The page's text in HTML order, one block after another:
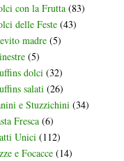
con la Frutta (83)
delle Feste (43)
madre (5)
(5)
dolci (32)
salati (26)
e Stuzzichini (34)
Fresca (6)
Unici (112)
e Focacce (14)